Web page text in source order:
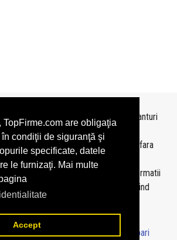
TopFirme.com are obligaţia
condiţii de siguranţă şi
specificate, datele
le furnizaţi. Mai multe
Accept
deTopFirme
pe baza ultimelor bilanturi
topurilor fara acordul TopFirme si fara
topuri personalizate
sau informatii
va rugam sa ne contactati folosind
-Termeni si conditii-Contact-Intrebari